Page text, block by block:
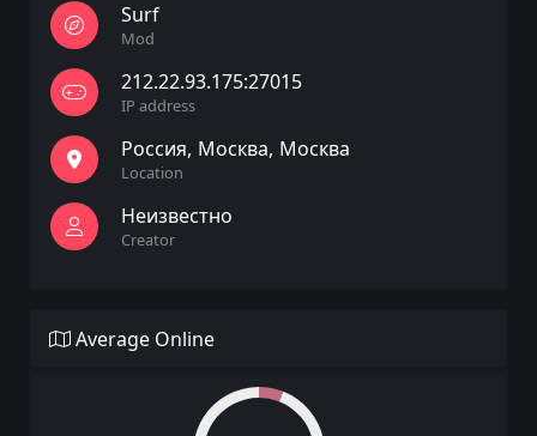
Surf
Mod
212.22.93.175:27015
IP address
Россия Москва Москва
Location
Неизвестно
Creator
Average Online